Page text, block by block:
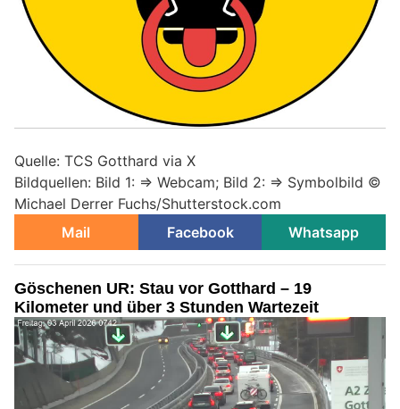
Quelle: TCS Gotthard via X
Bildquellen: Bild 1: => Webcam; Bild 2: => Symbolbild ©
Michael Derrer Fuchs/Shutterstock.com
Mail
Facebook Whatsapp
Göschenen UR: Stau vor Gotthard – 19
Kilometer und über 3 Stunden Wartezeit